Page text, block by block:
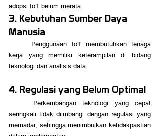
adopsi IoT belum merata.
3. Kebutuhan Sumber Daya
Manusia
kerja yang memiliki keterampilan di bidang
teknologi dan analisis data.
4. Regulasi yang Belum Optimal
seringkali tidak diimbangi dengan regulasi yang
memadai, sehingga menimbulkan ketidakpastian